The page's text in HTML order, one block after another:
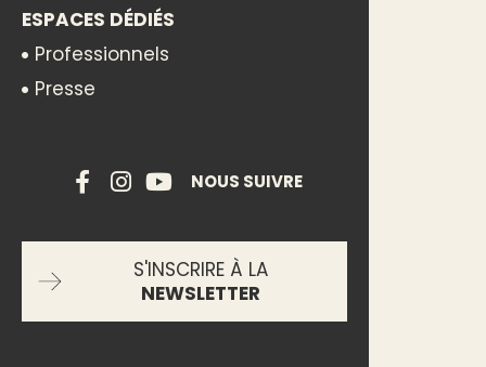
ESPACES DÉDIÉS
Professionnels
Presse
NOUS SUIVRE
S'INSCRIRE À LA
NEWSLETTER